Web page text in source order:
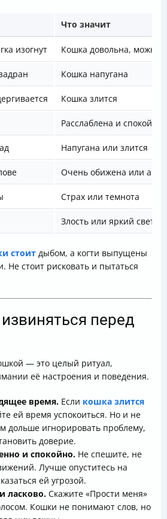
Что значит
изогнут Кошка довольна, можно
Кошка напугана
Кошка злится
Расслаблена и спокойна
Напугана или злится
Очень обижена или
Страх или темнота
Злость или яркий свет
стоит дыбом, а когти выпущены
Не стоит рисковать и пытаться
перед
— это целый ритуал,
её настроения и поведения.
время. Если кошка злится
ей время успокоиться. Но и не
дольше игнорировать проблему,
доверие.
и спокойно. Не спешите, не
Лучше опуститесь на
ей угрозой.
ласково. Скажите «Прости меня»
Кошки не понимают слов, но